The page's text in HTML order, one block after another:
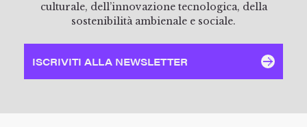
culturale, dell’innovazione tecnologica, della
sostenibilità ambienale e sociale.
ISCRIVITI ALLA NEWSLETTER